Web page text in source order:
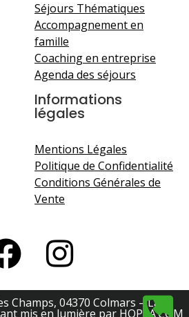
Séjours Thématiques
Accompagnement en
famille
Coaching en entreprise
Agenda des séjours
Informations
légales
Mentions Légales
Politique de Confidentialité
Conditions Générales de
Vente
Champs, 04370 Colmars – La
mis en lumière par HOPLA’COM